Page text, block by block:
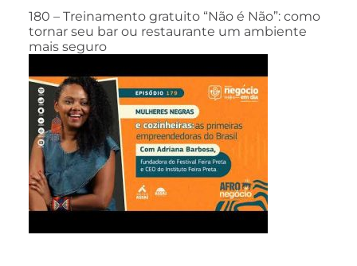
180 – Treinamento gratuito “Não é Não”: como
tornar seu bar ou restaurante um ambiente
mais seguro